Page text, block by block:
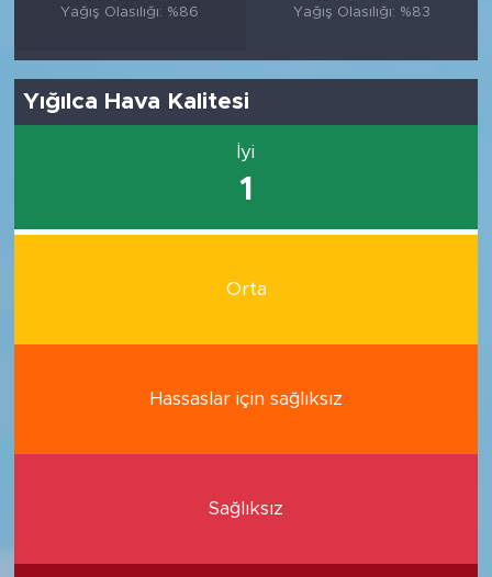
Yağış Olasılığı: %86
Yağış Olasılığı: %83
Yığılca Hava Kalitesi
İyi
1
Orta
Hassaslar için sağlıksız
Sağlıksız